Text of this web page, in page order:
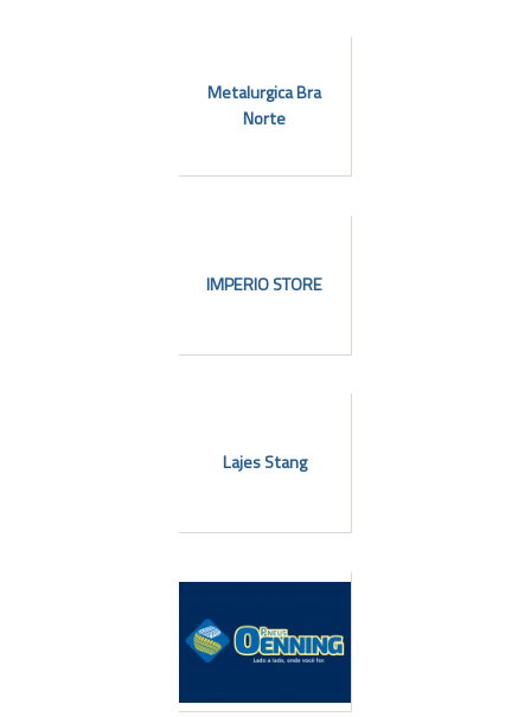
Metalurgica Bra
Norte
IMPERIO STORE
Lajes Stang